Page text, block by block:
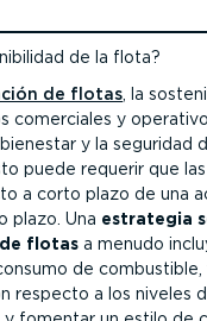
de la flota?
de flotas , la
comerciales y
y la seguridad
puede requerir que
a corto plazo de una
plazo. Una estrategia
flotas a menudo
de combustible,
respecto a los niveles